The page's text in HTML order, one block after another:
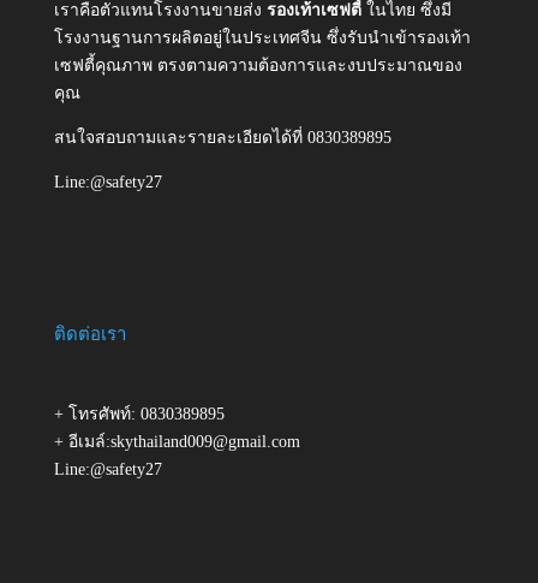
เราคือตัวแทนโรงงานขายส่ง รองเท้าเซฟตี้ ในไทย ซึ่งมี
โรงงานฐานการผลิตอยู่ในประเทศจีน ซึ่งรับนำเข้ารองเท้า
เซฟตี้คุณภาพ ตรงตามความต้องการและงบประมาณของ
คุณ
สนใจสอบถามและรายละเอียดได้ที่ 0830389895
Line:@safety27
ติดต่อเรา
+ โทรศัพท์: 0830389895
+ อีเมล์:skythailand009@gmail.com
Line:@safety27